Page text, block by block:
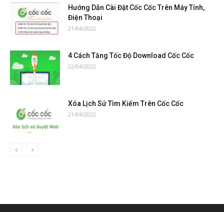
Hướng Dẫn Cài Đặt Cốc Cốc Trên Máy Tính,
Điện Thoại
21/04/2022
4 Cách Tăng Tốc Độ Download Cốc Cốc
22/04/2022
Xóa Lịch Sử Tìm Kiếm Trên Cốc Cốc
21/04/2022